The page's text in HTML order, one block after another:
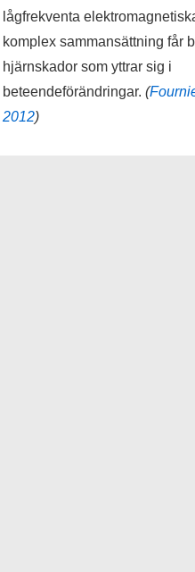
lågfrekventa
komplex sammansättning får
hjärnskador som yttrar sig i
beteendeförändringar. (
2012)